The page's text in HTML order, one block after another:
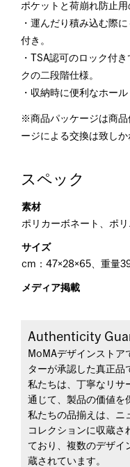
ポケットと荷崩れ防止用
・運んだり積み込む際
付き。
・TSA認可のロック付
クの二段階仕様。
・収納時に便利なホー
※商品パッケージは商品
ージによる交換は致し
スペック
素材
ポリカーボネート、ポ
サイズ
cm：47×28×65、重量
メディア掲載
Authenticity
MoMAデザインストア
ターが承認した真正品
私たちは、丁寧なリサ
通じて、製品の価値を
私たちの品揃えは、ニ
コレクションに収蔵さ
ており、複数のデザイ
蔵されています。